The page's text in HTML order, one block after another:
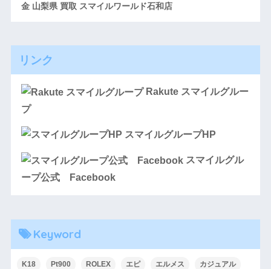
金 山梨県 買取 スマイルワールド石和店
リンク
Rakute スマイルグルー
プ
スマイルグループHP
スマイルグル
ープ公式 Facebook
Keyword
K18 Pt900 ROLEX エピ エルメス カジュアル